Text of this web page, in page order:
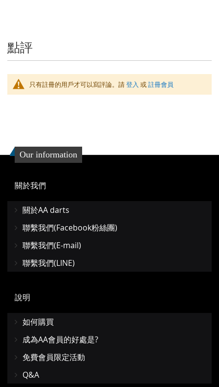
點評
只有註冊的用戶才可以寫評論。請登入 或註冊會員
Our information
關於我們
關於AA darts
聯繫我們(Facebook粉絲團)
聯繫我們(E-mail)
聯繫我們(LINE)
說明
如何購買
成為AA會員的好處是?
免費會員限定活動
Q&A